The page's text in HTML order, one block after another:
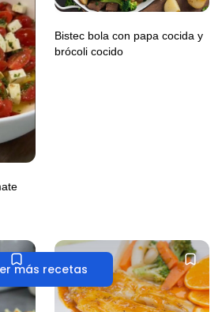
más recetas
Bistec bola con papa cocida y
brócoli cocido